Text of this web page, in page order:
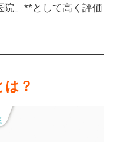
院」**として高く評価
？